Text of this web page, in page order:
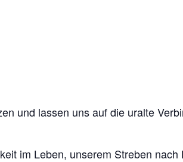
und lassen uns auf die uralte
im Leben, unserem Streben nach